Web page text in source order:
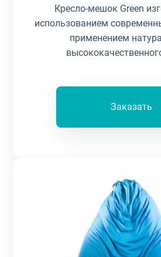
Кресло-мешок Green
использованием
применением
Заказать